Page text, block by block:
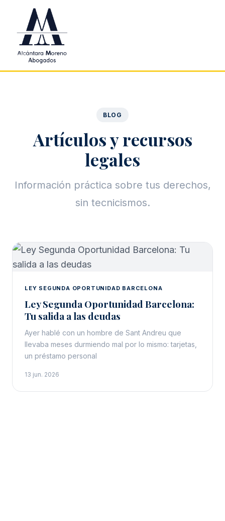
Saltar al contenido principal
BLOG
Artículos y recursos
legales
Información práctica sobre tus derechos,
sin tecnicismos.
LEY SEGUNDA OPORTUNIDAD BARCELONA
Ley Segunda Oportunidad Barcelona:
Tu salida a las deudas
Ayer hablé con un hombre de Sant Andreu que
llevaba meses durmiendo mal por lo mismo: tarjetas,
un préstamo personal
13 jun. 2026